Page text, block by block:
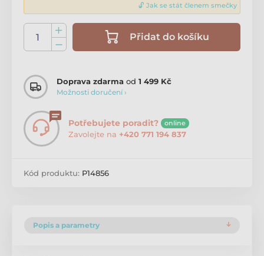
🔓 Jak se stát členem smečky
Přidat do košíku
Doprava zdarma od 1 499 Kč
Možnosti doručení ›
Potřebujete poradit? online
Zavolejte na +420 771 194 837
Kód produktu: P14856
Popis a parametry